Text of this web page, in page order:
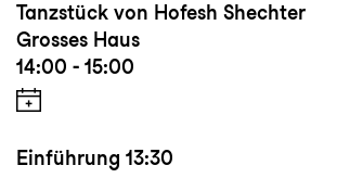
Tanzstück von Hofesh Shechter
Grosses Haus
14:00 - 15:00
Einführung 13:30